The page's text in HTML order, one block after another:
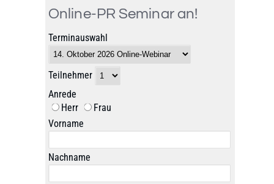
Online-PR Seminar an!
Terminauswahl
Teilnehmer
Anrede
Herr
Frau
Vorname
Nachname